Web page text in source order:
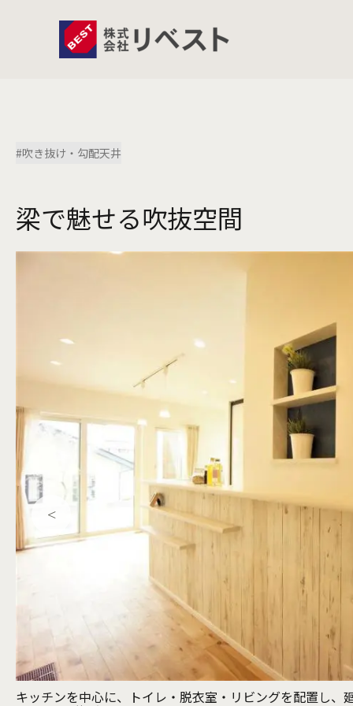
#吹き抜け・勾配天井
梁で魅せる吹抜空間
をな交差した壁のアクセントと現しの梁が印象的なリビン